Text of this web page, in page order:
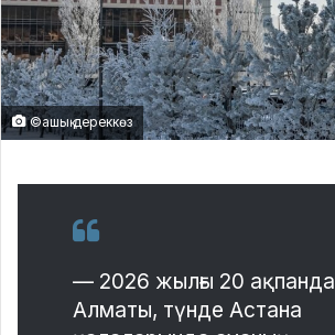
©ашық дереккөз
— 2026 жылғы 20 ақпанда
Алматы, түнде Астана